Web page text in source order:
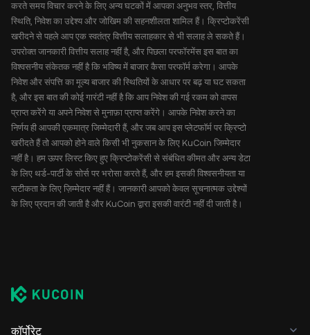
करते समय विचार करने के लिए अन्य घटकों में आपका अनुभव स्तर, वित्तीय
स्थिति, निवेश का उद्देश्य और जोखिम की सहनशीलता शामिल हैं। क्रिप्टोकरेंसी
खरीदने से पहले आप एक स्वतंत्र वित्तीय सलाहकार से भी सलाह ले सकते हैं।
उपरोक्त जानकारी वित्तीय सलाह नहीं है, और पिछला परफॉरमेंस इस बात का
विश्वसनीय संकेतक नहीं है कि भविष्य में बाजार कैसा परफॉर्म करेगा। आपके
निवेश और संपत्ति का मूल्य बाजार की स्थितियों के आधार पर बढ़ या घट सकता
है, और इस बात की कोई गारंटी नहीं है कि आप निवेश की गई रकम को वापस
प्राप्त करेंगे या अपने निवेश से मुनाफ़ा प्राप्त करेंगे। आपके निवेश करने का
निर्णय ही आपकी एकमात्र जिम्मेदारी हैं, और जब आप इस प्लेटफॉर्म पर क्रिप्टो
खरीदते हैं तो आपको होने वाले किसी भी नुकसान के लिए KuCoin जिम्मेदार
नहीं है। हम ऊपर लिस्ट किए हुए क्रिप्टोकरेंसी से संबंधित कीमत और अन्य डेटा
के लिए थर्ड-पार्टी के सोर्स पर भरोसा करते हैं, और हम इसकी विश्वसनीयता या
सटीकता के लिए ज़िम्मेदार नहीं हैं। जानकारी आपको केवल सूचनात्मक उद्देश्यों
के लिए प्रदान की जाती है और KuCoin द्वारा इसकी वारंटी नहीं दी जाती है।
कॉर्पोरेट